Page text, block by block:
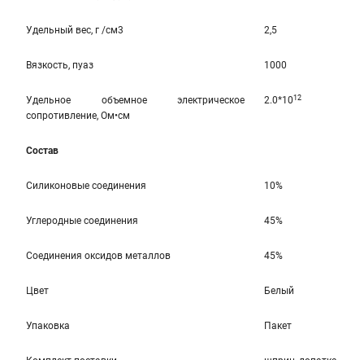
Удельный вес, г /см3 2,5
Вязкость, пуаз 1000
Удельное объемное электрическое
сопротивление, Ом•см
2.0*1012
Состав
Силиконовые соединения 10%
Углеродные соединения 45%
Соединения оксидов металлов 45%
Цвет Белый
Упаковка Пакет